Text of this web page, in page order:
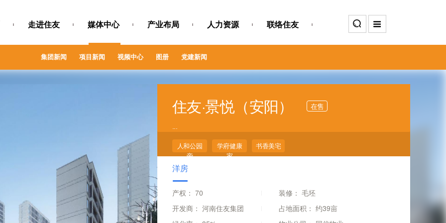
走进住友 媒体中心 产业布局 人力资源 联络住友
集团新闻 项目新闻 视频中心 图册 党建新闻
住友·景悦（安阳） 在售
人和公园
旁
学府健康
家
书香美宅
洋房
产权： 70 装修： 毛坯
开发商： 河南住友集团 占地面积： 约39亩